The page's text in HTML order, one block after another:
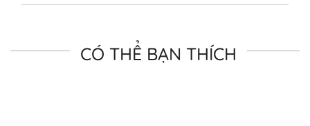
CÓ THỂ BẠN THÍCH